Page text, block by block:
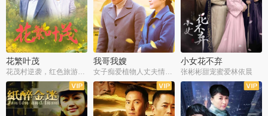
花繁叶茂
花茂村逆袭，红色旅游出圈
我哥我嫂
女子痴爱植物人丈夫情定一生
小女花不弃
张彬彬甜宠蜜爱林依晨
全42集
全35集 全32集